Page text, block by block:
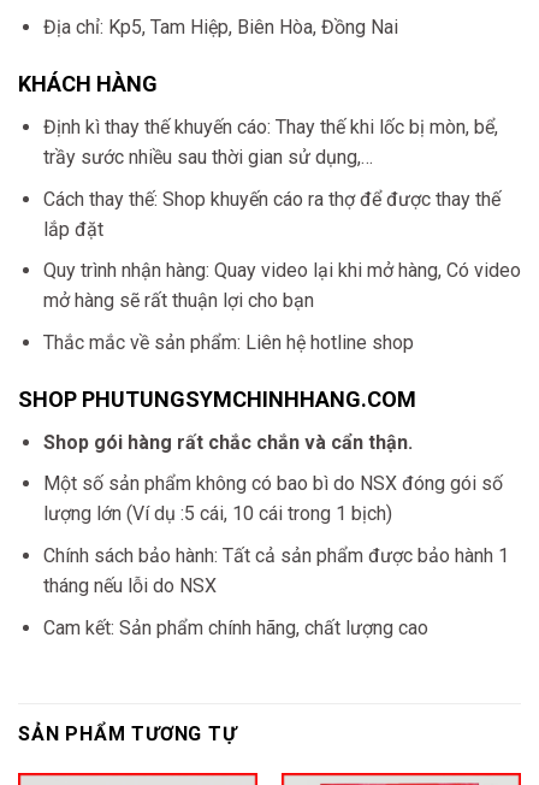
Địa chỉ: Kp5, Tam Hiệp, Biên Hòa, Đồng Nai
KHÁCH HÀNG
Định kì thay thế khuyến cáo: Thay thế khi lốc bị mòn, bể,
trầy sước nhiều sau thời gian sử dụng,…
Cách thay thế: Shop khuyến cáo ra thợ để được thay thế
lắp đặt
Quy trình nhận hàng: Quay video lại khi mở hàng, Có video
mở hàng sẽ rất thuận lợi cho bạn
Thắc mắc về sản phẩm: Liên hệ hotline shop
SHOP PHUTUNGSYMCHINHHANG.COM
Shop gói hàng rất chắc chắn và cẩn thận.
Một số sản phẩm không có bao bì do NSX đóng gói số
lượng lớn (Ví dụ :5 cái, 10 cái trong 1 bịch)
Chính sách bảo hành: Tất cả sản phẩm được bảo hành 1
tháng nếu lỗi do NSX
Cam kết: Sản phẩm chính hãng, chất lượng cao
SẢN PHẨM TƯƠNG TỰ